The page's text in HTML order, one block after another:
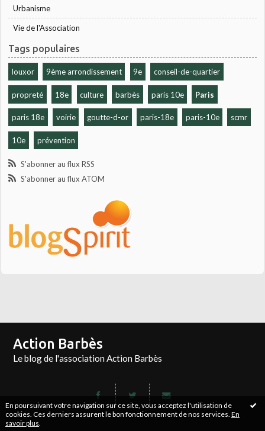
En poursuivant votre navigation sur ce site, vous acceptez l'utilisation de
cookies. Ces derniers assurent le bon fonctionnement de nos services. En
savoir plus
Urbanisme
Vie de l'Association
Tags populaires
louxor 9ème arrondissement 9e conseil-de-quartier
propreté 18e culture barbès paris 10e Paris
paris 18e voirie goutte-d-or paris-18e paris-10e scmr
10e prévention
S'abonner au flux RSS
S'abonner au flux ATOM
Action Barbès
Le blog de l'association Action Barbès